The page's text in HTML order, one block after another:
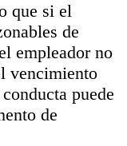
que si el
de
empleador no
vencimiento
puede
de